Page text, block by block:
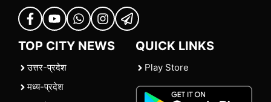
TOP CITY NEWS
उत्तर-प्रदेश
मध्य-प्रदेश
QUICK LINKS
Play Store